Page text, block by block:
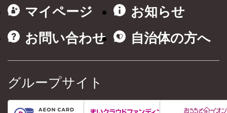
マイページ
お知らせ
お問い合わせ
自治体の方へ
グループサイト